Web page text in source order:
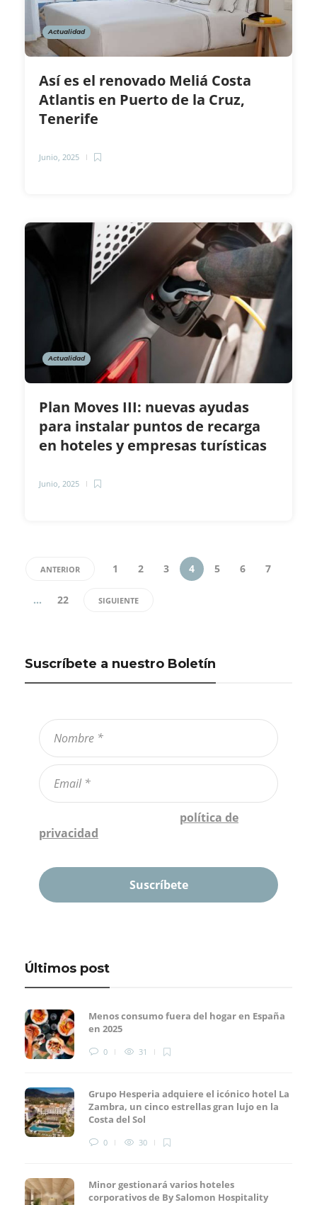
Actualidad
Así es el renovado Meliá Costa
Atlantis en Puerto de la Cruz,
Tenerife
Junio, 2025
Actualidad
Plan Moves III: nuevas ayudas
para instalar puntos de recarga
en hoteles y empresas turísticas
Junio, 2025
ANTERIOR 1 2 3 4 5 6 7
… 22 SIGUIENTE
Suscríbete a nuestro Boletín
política de
privacidad
Últimos post
Menos consumo fuera del hogar en España
en 2025
0 31
Grupo Hesperia adquiere el icónico hotel La
Zambra, un cinco estrellas gran lujo en la
Costa del Sol
0 30
Minor gestionará varios hoteles
corporativos de By Salomon Hospitality